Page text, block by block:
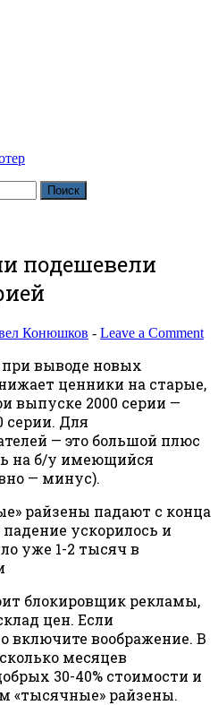
подешевели
Конюшков - Leave a Comment
выводе новых
ценники на старые,
выпуске 2000 серии —
серии. Для
— это большой плюс
на б/у имеющийся
— минус).
райзены падают с конца
ускорилось и
уже 1-2 тысяч в
блокировщик рекламы,
цен. Если
включите воображение. В
месяцев
30-40% стоимости и
«тысячные» райзены.